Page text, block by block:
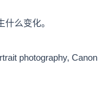
么变化。
photography, Canon